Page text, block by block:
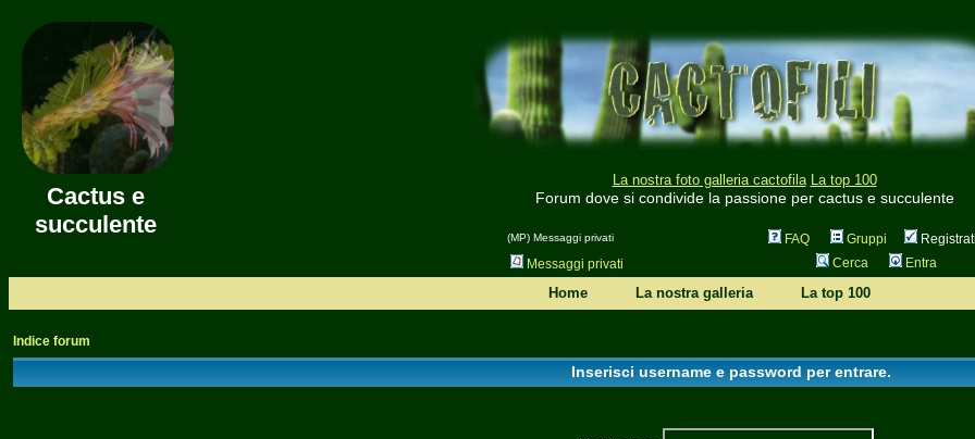
Cactus e
succulente
La nostra foto galleria cactofila La top 100
Forum dove si condivide la passione per cactus e succulente
(MP) Messaggi privati FAQ Gruppi
Messaggi privati
Cerca Entra
Home La nostra galleria La top 100
Indice forum
Inserisci username e password per entrare.